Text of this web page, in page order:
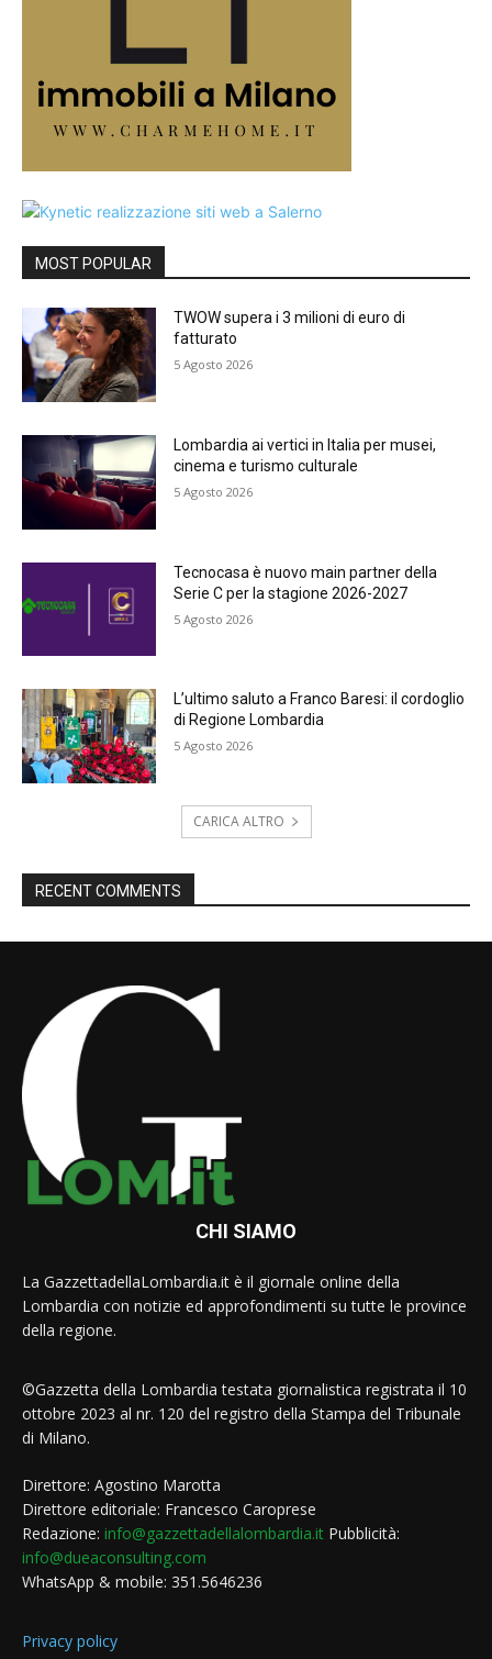
MOST POPULAR
TWOW supera i 3 milioni di euro di
fatturato
5 Agosto 2026
Lombardia ai vertici in Italia per musei,
cinema e turismo culturale
5 Agosto 2026
Tecnocasa è nuovo main partner della
Serie C per la stagione 2026-2027
5 Agosto 2026
L’ultimo saluto a Franco Baresi: il cordoglio
di Regione Lombardia
5 Agosto 2026
CARICA ALTRO
RECENT COMMENTS
CHI SIAMO
La GazzettadellaLombardia.it è il giornale online della
Lombardia con notizie ed approfondimenti su tutte le province
della regione.
©Gazzetta della Lombardia testata giornalistica registrata il 10
ottobre 2023 al nr. 120 del registro della Stampa del Tribunale
di Milano.
Direttore: Agostino Marotta
Direttore editoriale: Francesco Caroprese
Redazione: info@gazzettadellalombardia.it Pubblicità:
info@dueaconsulting.com
WhatsApp & mobile: 351.5646236
Privacy policy